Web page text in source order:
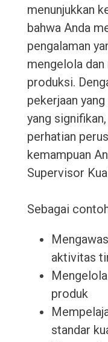
menunjukkan
bahwa Anda
pengalaman
mengelola
produksi.
pekerjaan
yang
perhatian
kemampuan
Supervisor
Sebagai
aktivitas
produk
standar